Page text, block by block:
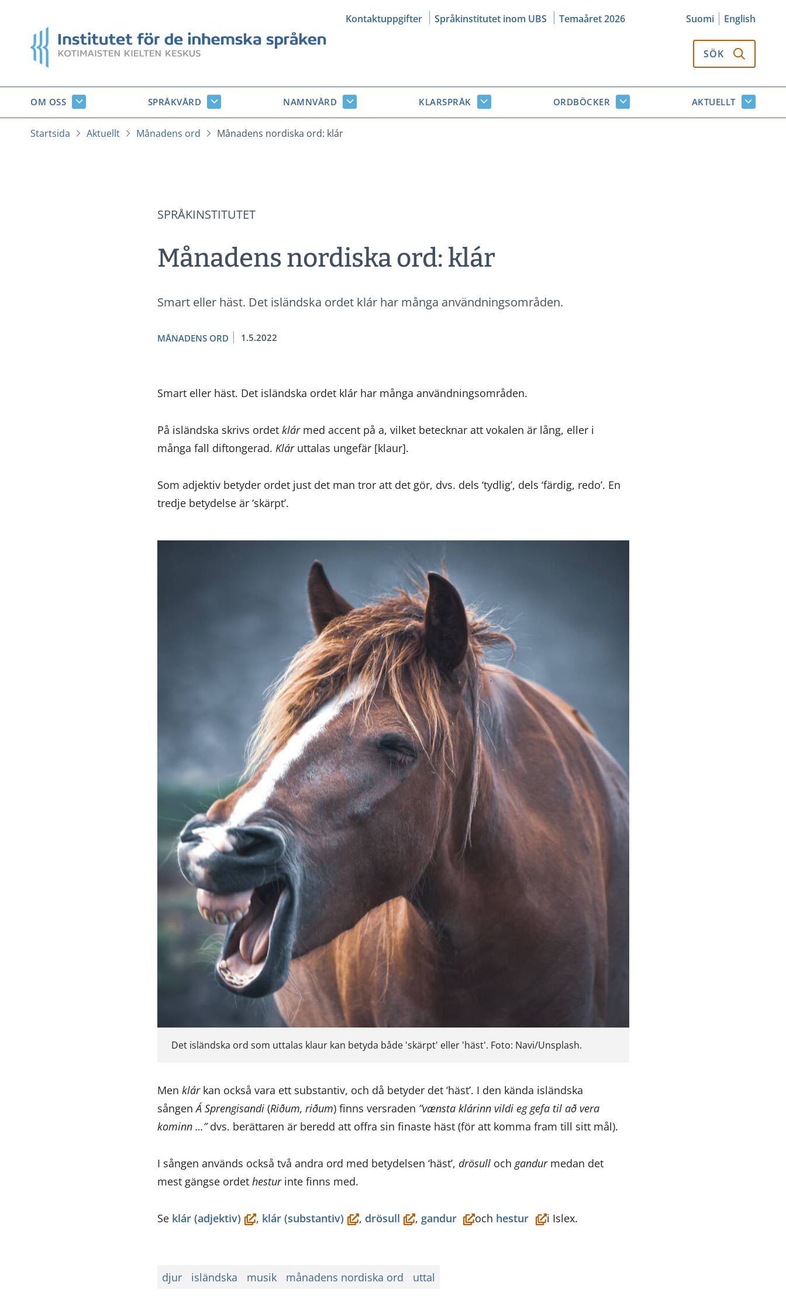
innehåll
Kontaktuppgifter Språkinstitutet inom UBS Temaåret 2026 Suomi
English
Startsida
SÖK
OM OSS
Om
oss
undersidor
SPRÅKVÅRD
Språkvård
undersidor
NAMNVÅRD
Namnvård
undersidor
KLARSPRÅK
Klarspråk
undersidor
ORDBÖCKER
Ordböcker
undersidor
AKTUELLT
Aktuellt
Startsida
Aktuellt Månadens ord Månadens nordiska ord: klár
SPRÅKINSTITUTET
Månadens nordiska ord: klár
Smart eller häst. Det isländska ordet klár har många användningsområden.
MÅNADENS ORD 1.5.2022
Smart eller häst. Det isländska ordet klár har många användningsområden.
På isländska skrivs ordet klármed accent på a, vilket betecknar att vokalen är lång, eller i
många fall diftongerad. Kláruttalas ungefär [klaur].
Som adjektiv betyder ordet just det man tror att det gör, dvs. dels ‘tydlig’, dels ‘färdig, redo’. En
tredje betydelse är ‘skärpt’.
Det isländska ord som uttalas klaur kan betyda både 'skärpt' eller 'häst'. Foto: Navi/Unsplash.
Men klárkan också vara ett substantiv, och då betyder det ‘häst’. I den kända isländska
sångenÁ Sprengisandi(Riðum, riðum) finns versraden ”vænsta klárinn vildi eg gefa til að vera
kominn …”dvs. berättaren är beredd att offra sin finaste häst (för att komma fram till sitt mål).
I sången används också två andra ord med betydelsen ‘häst’, drösulloch gandurmedan det
mest gängse ordet hestur inte finns med.
Se klár (adjektiv)(öppnas
nytt
, klár (substantiv)(öppnas
nytt
, drösull(öppnas
nytt
, gandur (öppnas
och hestur (öppnas
i Islex.
djur isländska musik månadens nordiska ord uttal